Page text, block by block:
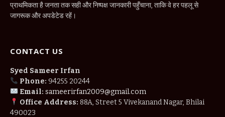
प्राथमिकता है जनता तक सही और निष्पक्ष जानकारी पहुँचाना, ताकि वे हर पहलू से
जागरूक और अपडेटेड रहें।
CONTACT US
Syed Sameer Irfan
Phone: 94255 20244
Email: sameerirfan2009@gmail.com
Office Address: 88A, Street 5 Vivekanand Nagar, Bhilai
490023